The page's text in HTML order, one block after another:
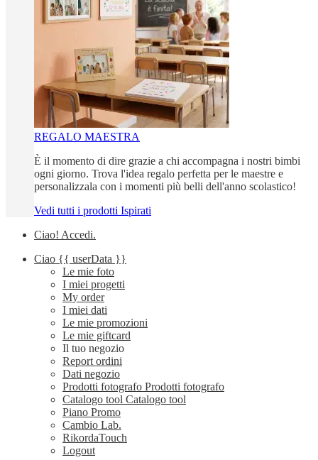
REGALO MAESTRA
È il momento di dire grazie a chi accompagna i nostri bimbi
ogni giorno. Trova l'idea regalo perfetta per le maestre e
personalizzala con i momenti più belli dell'anno scolastico!
Vedi tutti i prodotti Ispirati
Ciao! Accedi.
Ciao {{ userData }}
Le mie foto
I miei progetti
My order
I miei dati
Le mie promozioni
Le mie giftcard
Il tuo negozio
Report ordini
Dati negozio
Prodotti fotografo Prodotti fotografo
Catalogo tool Catalogo tool
Piano Promo
Cambio Lab.
RikordaTouch
Logout